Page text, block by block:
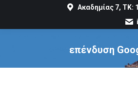
Ακαδημίας 7, ΤΚ:
επένδυση
You